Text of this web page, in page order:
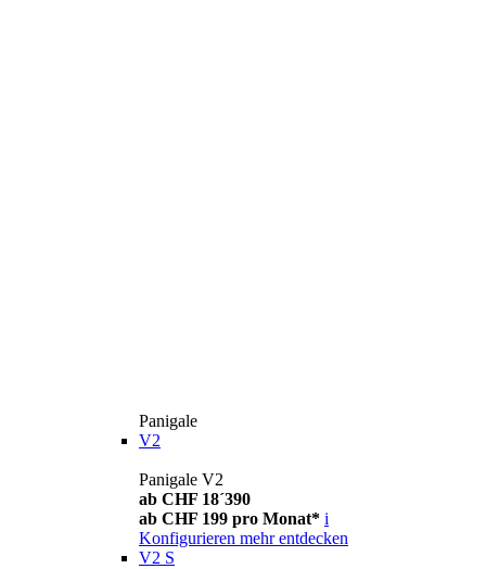
Panigale
V2
Panigale V2
ab CHF 18´390
ab CHF 199 pro Monat* i
Konfigurieren mehr entdecken
V2 S